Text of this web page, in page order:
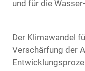
und für die
Der Klimawandel
Verschärfung der